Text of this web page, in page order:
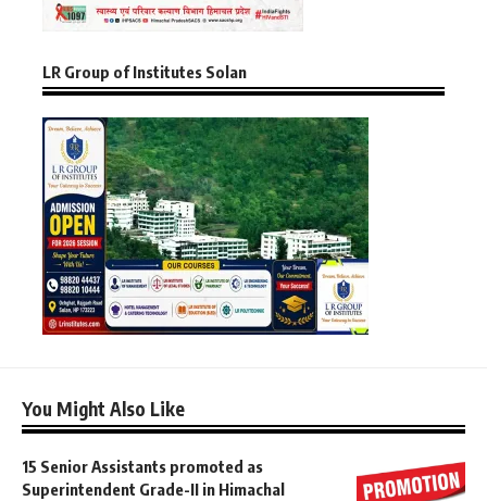
LR Group of Institutes Solan
You Might Also Like
15 Senior Assistants promoted as
Superintendent Grade-II in Himachal